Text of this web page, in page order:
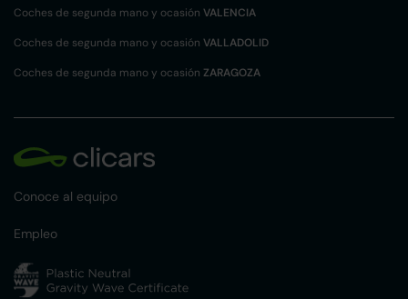
Coches de segunda mano y ocasión VALENCIA
Coches de segunda mano y ocasión VALLADOLID
Coches de segunda mano y ocasión ZARAGOZA
Conoce al equipo
Empleo